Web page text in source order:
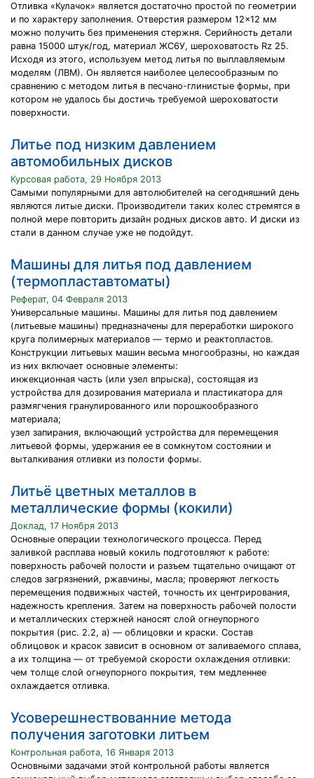
Отливка «Кулачок» является достаточно простой по геометрии
и по характеру заполнения. Отверстия размером 12×12 мм
можно получить без применения стержня. Серийность детали
равна 15000 штук/год, материал ЖС6У, шероховатость Rz 25.
Исходя из этого, используем метод литья по выплавляемым
моделям (ЛВМ). Он является наиболее целесообразным по
сравнению с методом литья в песчано-глинистые формы, при
котором не удалось бы достичь требуемой шероховатости
поверхности.
Литье под низким давлением
автомобильных дисков
Курсовая работа, 29 Ноября 2013
Самыми популярными для автолюбителей на сегодняшний день
являются литые диски. Производители таких колес стремятся в
полной мере повторить дизайн родных дисков авто. И диски из
стали в данном случае уже не подойдут.
Машины для литья под давлением
(термопластавтоматы)
Реферат, 04 Февраля 2013
Универсальные машины. Машины для литья под давлением
(литьевые машины) предназначены для переработки широкого
круга полимерных материалов — термо и реактопластов.
Конструкции литьевых машин весьма многообразны, но каждая
из них включает основные элементы:
инжекционная часть (или узел впрыска), состоящая из
устройства для дозирования материала и пластикатора для
размягчения гранулированного или порошкообразного
материала;
узел запирания, включающий устройства для перемещения
литьевой формы, удержания ее в сомкнутом состоянии и
выталкивания отливки из полости формы.
Литьё цветных металлов в
металлические формы (кокили)
Доклад, 17 Ноября 2013
Основные операции технологического процесса. Перед
заливкой расплава новый кокиль подготовляют к работе:
поверхность рабочей полости и разъем тщательно очищают от
следов загрязнений, ржавчины, масла; проверяют легкость
перемещения подвижных частей, точность их центрирования,
надежность крепления. Затем на поверхность рабочей полости
и металлических стержней наносят слой огнеупорного
покрытия (рис. 2.2, а) — облицовки и краски. Состав
облицовок и красок зависит в основном от заливаемого сплава,
а их толщина — от требуемой скорости охлаждения отливки:
чем толще слой огнеупорного покрытия, тем медленнее
охлаждается отливка.
Усоверешнествованние метода
получения заготовки литьем
Контрольная работа, 16 Января 2013
Основными задачами этой контрольной работы является